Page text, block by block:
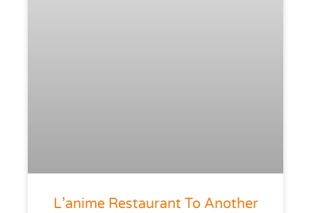
L’anime Restaurant To Another